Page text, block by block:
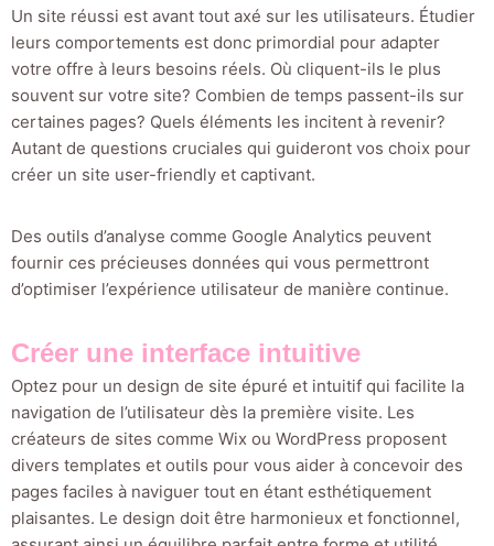
Un site réussi est avant tout axé sur les utilisateurs. Étudier
leurs comportements est donc primordial pour adapter
votre offre à leurs besoins réels. Où cliquent-ils le plus
souvent sur votre site? Combien de temps passent-ils sur
certaines pages? Quels éléments les incitent à revenir?
Autant de questions cruciales qui guideront vos choix pour
créer un site user-friendly et captivant.
Des outils d’analyse comme Google Analytics peuvent
fournir ces précieuses données qui vous permettront
d’optimiser l’expérience utilisateur de manière continue.
Créer une interface intuitive
Optez pour un design de site épuré et intuitif qui facilite la
navigation de l’utilisateur dès la première visite. Les
créateurs de sites comme Wix ou WordPress proposent
divers templates et outils pour vous aider à concevoir des
pages faciles à naviguer tout en étant esthétiquement
plaisantes. Le design doit être harmonieux et fonctionnel,